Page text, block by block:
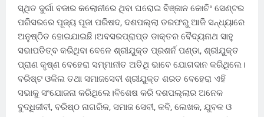
ସ୍ଥିତ ଦୁର୍ଗା ବଜାର କଲୋନୀରେ ଥିବା ଘରୋଇ ବିଞ୍ଜାନ କୋଚିଂ ସେଣ୍ଟର
ପରିସରରେ ପୂଜ୍ୟ ପୂଜା ପରିଷଦ, ଦଶପଲ୍ଲା ତରଫରୁ ଆଜି ସନ୍ଧ୍ୟାରେ
ଅନୁଷ୍ଠିତ ହୋଇଯାଇଛି।ଅବସରପ୍ରାପ୍ତ ଡାକ୍ତର ବୈଦ୍ୟନାଥ ସାହୁ
ସଭାପତିତ୍ବ କରିଥିବା ବେଳେ ଶ୍ରୀଯୁକ୍ତ ପ୍ରଶର୍ନ ପଣ୍ଡା, ଶ୍ରୀଯୁକ୍ତ
ପ୍ରାଣ କୃଷ୍ଣ ବେହେରା ସମ୍ମାନୀତ ଅତିଥି ଭାବେ ଯୋଗଦାନ କରିଥିଲେ।
ବରିଷ୍ଟ ଓକିଲ ତଥା ସମାଜସେବୀ ଶ୍ରୀଯୁକ୍ତ ଶରତ ବେହେରା ଏହି
ସଭାକୁ ସଂଯୋଜନା କରିଥିଲେ।ବିଶେଷ କରି ଦଶପଲ୍ଲାର ଅନେକ
ବୁଦ୍ଧିଜୀବୀ, ବରିଷ୍ଠ ନାଗରିକ, ସମାଜ ସେବୀ, କବି, ଲେଖକ, ଯୁବକ ଓ